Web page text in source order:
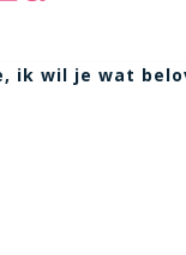
ik wil je wat